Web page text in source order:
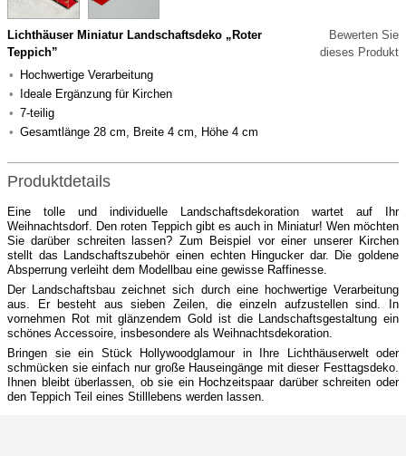
Lichthäuser Miniatur Landschaftsdeko „Roter
Teppich”
Hochwertige Verarbeitung
Ideale Ergänzung für Kirchen
7-teilig
Gesamtlänge 28 cm, Breite 4 cm, Höhe 4 cm
Bewerten Sie
dieses Produkt
Produktdetails
Eine tolle und individuelle Landschaftsdekoration wartet auf Ihr
Weihnachtsdorf. Den roten Teppich gibt es auch in Miniatur! Wen möchten
Sie darüber schreiten lassen? Zum Beispiel vor einer unserer Kirchen
stellt das Landschaftszubehör einen echten Hingucker dar. Die goldene
Absperrung verleiht dem Modellbau eine gewisse Raffinesse.
Der Landschaftsbau zeichnet sich durch eine hochwertige Verarbeitung
aus. Er besteht aus sieben Zeilen, die einzeln aufzustellen sind. In
vornehmen Rot mit glänzendem Gold ist die Landschaftsgestaltung ein
schönes Accessoire, insbesondere als Weihnachtsdekoration.
Bringen sie ein Stück Hollywoodglamour in Ihre Lichthäuserwelt oder
schmücken sie einfach nur große Hauseingänge mit dieser Festtagsdeko.
Ihnen bleibt überlassen, ob sie ein Hochzeitspaar darüber schreiten oder
den Teppich Teil eines Stilllebens werden lassen.